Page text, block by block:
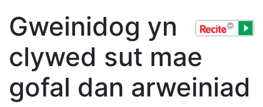
Gweinidog yn
clywed sut mae
gofal dan arweiniad